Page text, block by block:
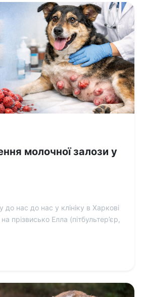
молочної залози у
до нас до нас у клініку в Харкові
прізвисько Елла (пітбультер’єр,